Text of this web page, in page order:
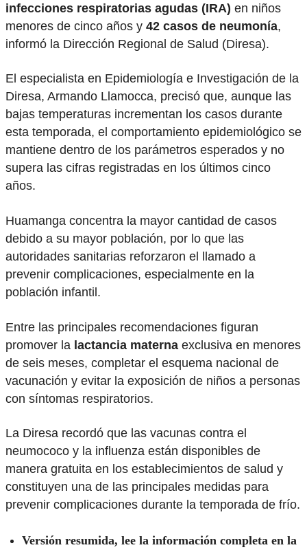
infecciones respiratorias agudas (IRA) en niños
menores de cinco años y 42 casos de neumonía,
informó la Dirección Regional de Salud (Diresa).
El especialista en Epidemiología e Investigación de la
Diresa, Armando Llamocca, precisó que, aunque las
bajas temperaturas incrementan los casos durante
esta temporada, el comportamiento epidemiológico se
mantiene dentro de los parámetros esperados y no
supera las cifras registradas en los últimos cinco
años.
Huamanga concentra la mayor cantidad de casos
debido a su mayor población, por lo que las
autoridades sanitarias reforzaron el llamado a
prevenir complicaciones, especialmente en la
población infantil.
Entre las principales recomendaciones figuran
promover la lactancia materna exclusiva en menores
de seis meses, completar el esquema nacional de
vacunación y evitar la exposición de niños a personas
con síntomas respiratorios.
La Diresa recordó que las vacunas contra el
neumococo y la influenza están disponibles de
manera gratuita en los establecimientos de salud y
constituyen una de las principales medidas para
prevenir complicaciones durante la temporada de frío.
Versión resumida, lee la información completa en la